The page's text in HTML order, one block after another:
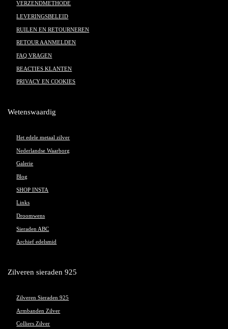
VERZENDMETHODE
LEVERINGSBELEID
RUILEN EN RETOURNEREN
RETOUR AANMELDEN
FAQ VRAGEN
REACTIES KLANTEN
PRIVACY EN COOKIES
Wetenswaardig
Het edele metaal zilver
Nederlandse Waarborg
Galerie
Blog
SHOP INSTA
Links
Droomwens
Sieraden ABC
Archief edelsmid
Zilveren sieraden 925
Zilveren Sieraden 925
Armbanden Zilver
Colliers Zilver